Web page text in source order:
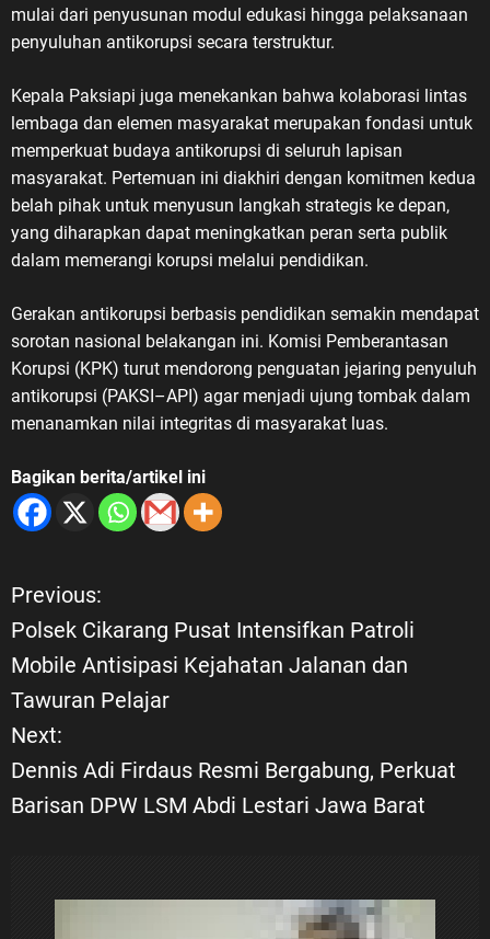
mulai dari penyusunan modul edukasi hingga pelaksanaan
penyuluhan antikorupsi secara terstruktur.
Kepala Paksiapi juga menekankan bahwa kolaborasi lintas
lembaga dan elemen masyarakat merupakan fondasi untuk
memperkuat budaya antikorupsi di seluruh lapisan
masyarakat. Pertemuan ini diakhiri dengan komitmen kedua
belah pihak untuk menyusun langkah strategis ke depan,
yang diharapkan dapat meningkatkan peran serta publik
dalam memerangi korupsi melalui pendidikan.
Gerakan antikorupsi berbasis pendidikan semakin mendapat
sorotan nasional belakangan ini. Komisi Pemberantasan
Korupsi (KPK) turut mendorong penguatan jejaring penyuluh
antikorupsi (PAKSI–API) agar menjadi ujung tombak dalam
menanamkan nilai integritas di masyarakat luas.
Bagikan berita/artikel ini
N
a
v
i
g
Previous:
Polsek Cikarang Pusat Intensifkan Patroli
Mobile Antisipasi Kejahatan Jalanan dan
Tawuran Pelajar
Next:
Dennis Adi Firdaus Resmi Bergabung, Perkuat
Barisan DPW LSM Abdi Lestari Jawa Barat